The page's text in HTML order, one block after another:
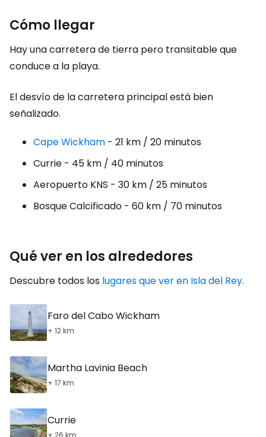
Cómo llegar
Hay una carretera de tierra pero transitable que
conduce a la playa.
El desvío de la carretera principal está bien
señalizado.
Cape Wickham - 21 km / 20 minutos
Currie - 45 km / 40 minutos
Aeropuerto KNS - 30 km / 25 minutos
Bosque Calcificado - 60 km / 70 minutos
Qué ver en los alrededores
Descubre todos los lugares que ver en Isla del Rey.
Faro del Cabo Wickham
+ 12 km
Martha Lavinia Beach
+ 17 km
Currie